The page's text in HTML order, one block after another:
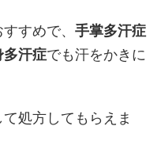
すめで、 手掌多汗症
多汗症でも汗をかきに
処方してもらえま